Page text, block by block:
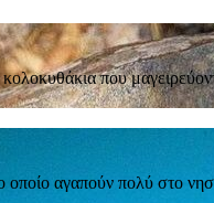
που
αγαπούν πολύ στο